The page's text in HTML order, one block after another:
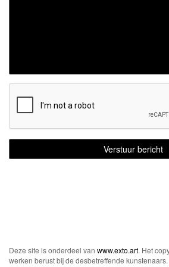
Deze site is onderdeel van www.exto.art. Het
werken berust bij de desbetreffende